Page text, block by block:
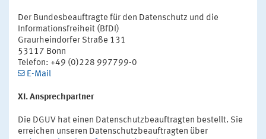
Der Bundesbeauftragte für den Datenschutz und die
Informationsfreiheit (BfDI)
Graurheindorfer Straße 131
53117 Bonn
Telefon: +49 (0)228 997799-0
E-Mail
XI. Ansprechpartner
Die DGUV hat einen Datenschutzbeauftragten bestellt. Sie
erreichen unseren Datenschutzbeauftragten über